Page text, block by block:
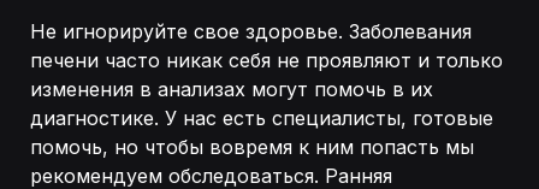
Не игнорируйте свое здоровье. Заболевания
печени часто никак себя не проявляют и только
изменения в анализах могут помочь в их
диагностике. У нас есть специалисты, готовые
помочь, но чтобы вовремя к ним попасть мы
рекомендуем обследоваться. Ранняя